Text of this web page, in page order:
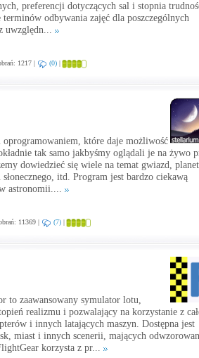
preferencji dotyczących sal i stopnia
odbywania zajęć dla poszczególnych
uwzględn...
1217 | (0) |
oprogramowaniem, które daje możliwość
tak samo jakbyśmy oglądali je na żywo
dowiedzieć się wiele na temat gwiazd,
itd. Program jest bardzo ciekawą
astronomii....
11369 | (7) |
to zaawansowany symulator lotu,
realizmu i pozwalający na korzystanie z
i innych latających maszyn. Dostępna jest
miast i innych scenerii, mających
korzysta z pr...